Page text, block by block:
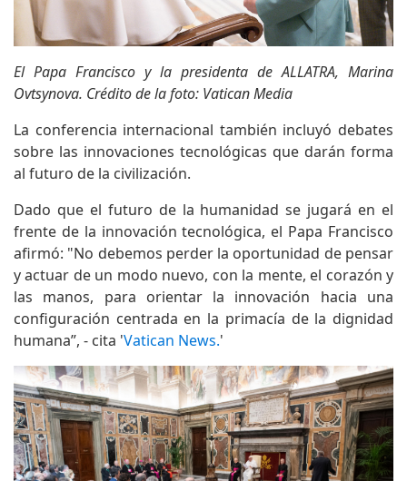
El Papa Francisco y la presidenta de ALLATRA, Marina
Ovtsynova. Crédito de la foto: Vatican Media
La conferencia internacional también incluyó debates
sobre las innovaciones tecnológicas que darán forma
al futuro de la civilización.
Dado que el futuro de la humanidad se jugará en el
frente de la innovación tecnológica, el Papa Francisco
afirmó: "No debemos perder la oportunidad de pensar
y actuar de un modo nuevo, con la mente, el corazón y
las manos, para orientar la innovación hacia una
configuración centrada en la primacía de la dignidad
humana”, - cita 'Vatican News.'